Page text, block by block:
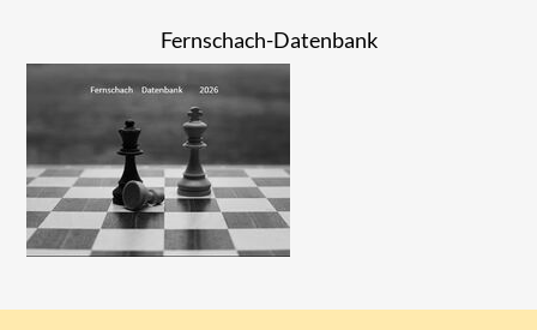
Fernschach-Datenbank